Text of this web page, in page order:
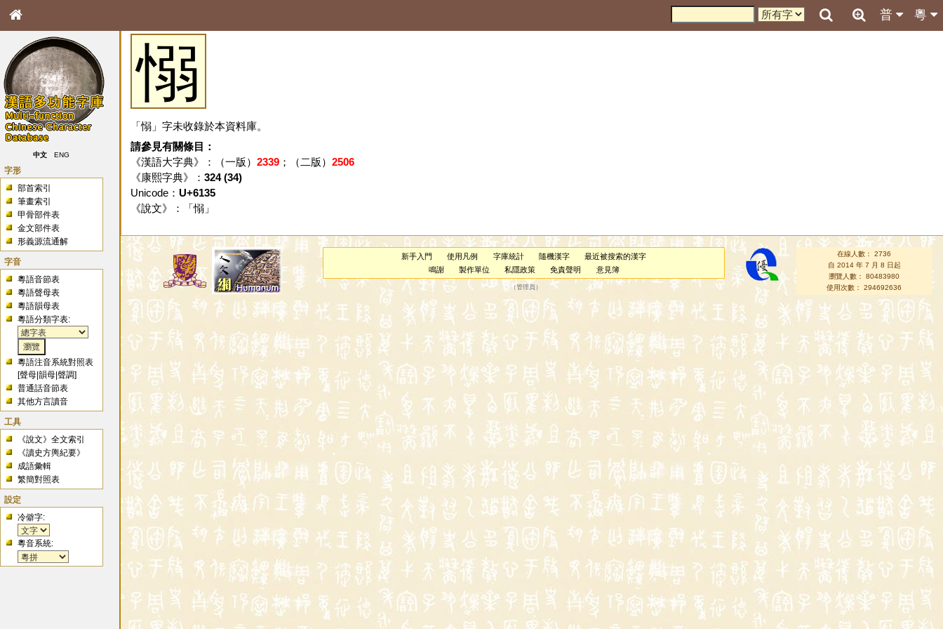
粵
普
中文 ENG
字形
部首索引
筆畫索引
甲骨部件表
金文部件表
形義源流通解
字音
粵語音節表
粵語聲母表
粵語韻母表
粵語分類字表:
粵語注音系統對照表
[聲母 |韻母 |聲調]
普通話音節表
其他方言讀音
工具
《說文》全文索引
《讀史方輿紀要》
成語彙輯
繁簡對照表
設定
冷僻字:
粵音系統:
愵
「愵」字未收錄於本資料庫。
請參見有關條目：
《漢語大字典》：（一版） 2339；（二版） 2506
《康熙字典》： 324 (34)
Unicode： U+6135
《說文》：「愵」
新手入門 使用凡例 字庫統計 隨機漢字
最近被搜索的漢字
鳴謝
製作單位 私隱政策 免責聲明 意見簿
（管理員 ）
在線人數： 2736
自 2014 年 7 月 8 日起
瀏覽人數： 80483980
使用次數： 294692636